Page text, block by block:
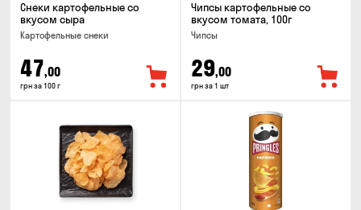
Снеки картофельные со
вкусом сыра
Картофельные снеки
47,00
грн за 100 г
Чипсы картофельные со
вкусом томата, 100г
Чипсы
29,00
грн за 1 шт